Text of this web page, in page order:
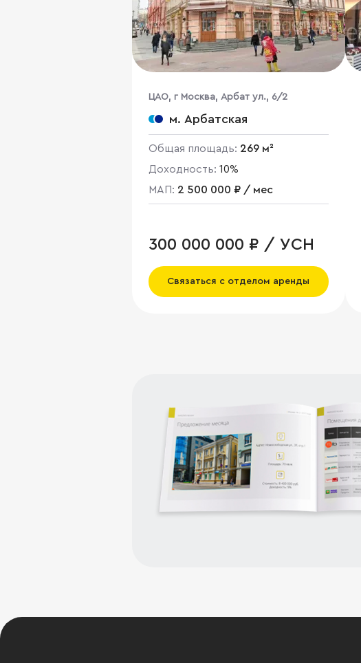
ЦАО, г Москва, Арбат ул., 6/2
м. Арбатская
Общая площадь: 269 м²
Доходность: 10%
МАП: 2 500 000 ₽ / мес
300 000 000 ₽ / УСН
Связаться с отделом аренды